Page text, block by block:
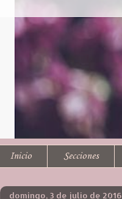
Inicio Secciones
domingo, 3 de julio de 2016